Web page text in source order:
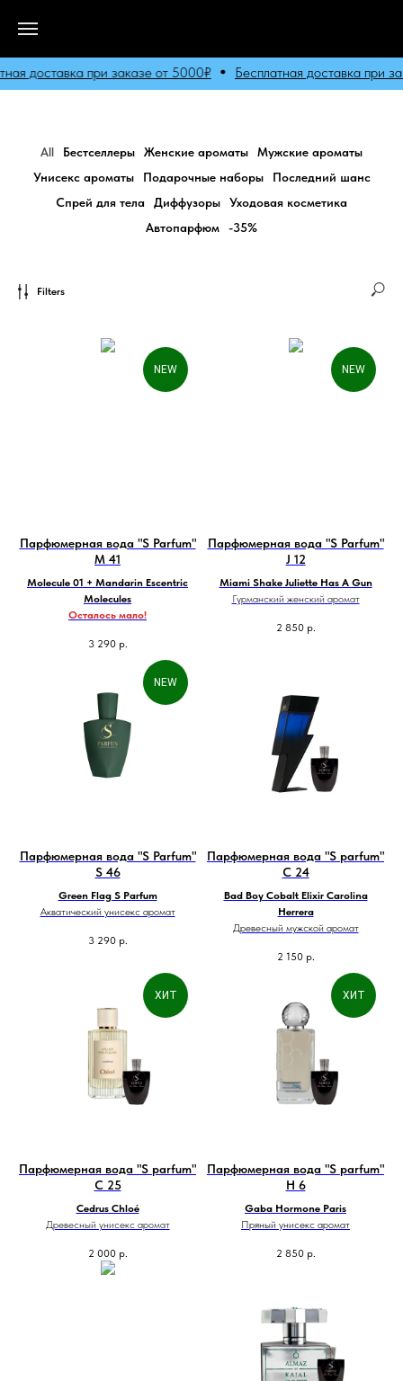
доставка при заказе от 5000₽ Бесплатная доставка при
All Бестселлеры Женские ароматы
Мужские ароматы
Унисекс ароматы
Подарочные наборы
Последний шанс
Спрей для тела
Диффузоры
Уходовая косметика
Автопарфюм
-35%
Filters
NEW
Парфюмерная вода "S Parfum"
M 41
Molecule 01 + Mandarin Escentric
Molecules
Осталось мало!
3 290 р.
NEW
Парфюмерная вода "S Parfum"
J 12
Miami Shake Juliette Has A Gun
Гурманский женский аромат
2 850 р.
NEW
Парфюмерная вода "S Parfum"
S 46
Green Flag S Parfum
Акватический унисекс аромат
3 290 р.
Парфюмерная вода "S parfum"
C 24
Bad Boy Cobalt Elixir Carolina
Herrera
Древесный мужской аромат
2 150 р.
ХИТ
Парфюмерная вода "S parfum"
C 25
Cedrus Chloé
Древесный унисекс аромат
2 000 р.
ХИТ
Парфюмерная вода "S parfum"
H 6
Gaba Hormone Paris
Пряный унисекс аромат
2 850 р.